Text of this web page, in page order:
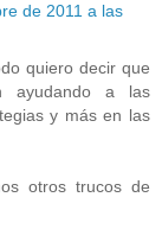
de 2011 a las
quiero decir que
ayudando a las
y más en las
otros trucos de